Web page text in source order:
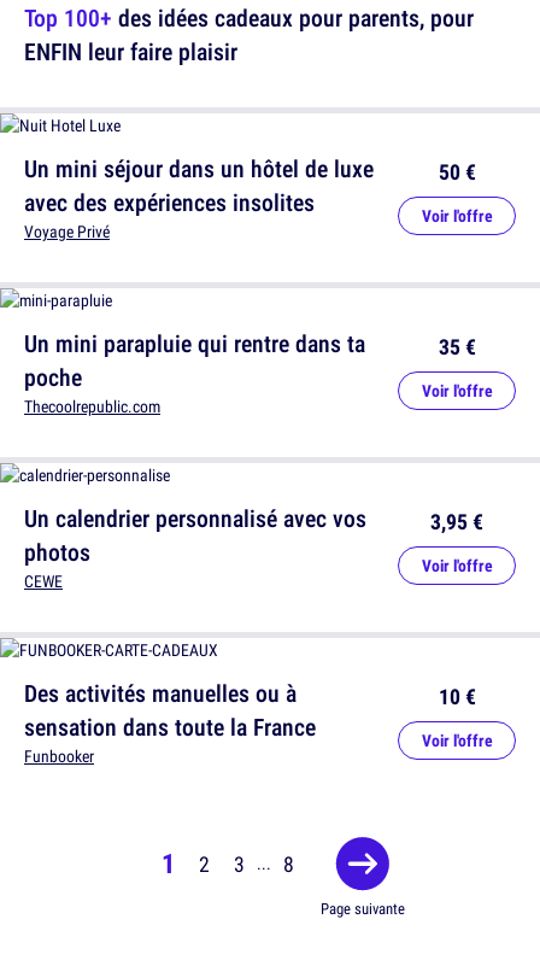
Un mini séjour dans un hôtel de luxe
avec des expériences insolites
Voyage Privé
50 €
Voir l'offre
Un calendrier personnalisé avec vos
photos
CEWE
3,95 €
Voir l'offre
Top 100+ des idées cadeaux pour parents, pour
ENFIN leur faire plaisir
Un mini parapluie qui rentre dans ta
poche
Thecoolrepublic.com
35 €
Voir l'offre
Des activités manuelles ou à
sensation dans toute la France
Funbooker
10 €
Voir l'offre
1 2 3 ... 8
Page suivante